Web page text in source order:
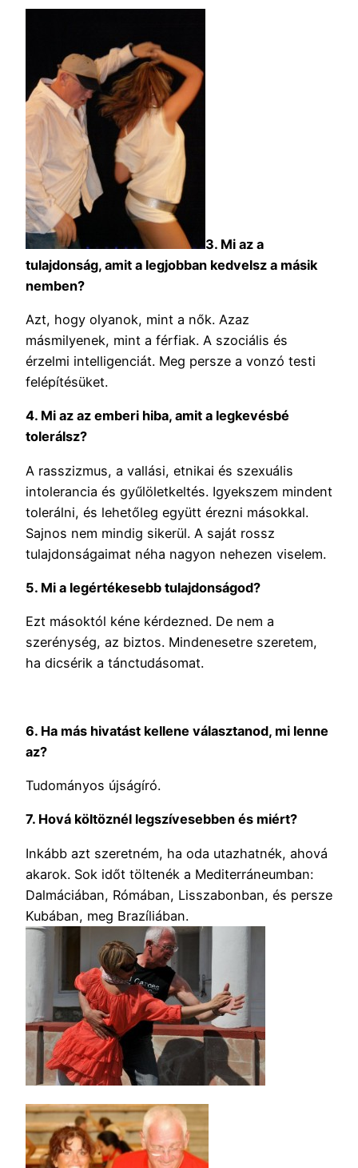
3. Mi az a
tulajdonság, amit a legjobban kedvelsz a másik
nemben?
Azt, hogy olyanok, mint a nők. Azaz
másmilyenek, mint a férfiak. A szociális és
érzelmi intelligenciát. Meg persze a vonzó testi
felépítésüket.
4. Mi az az emberi hiba, amit a legkevésbé
tolerálsz?
A rasszizmus, a vallási, etnikai és szexuális
intolerancia és gyűlöletkeltés. Igyekszem mindent
tolerálni, és lehetőleg együtt érezni másokkal.
Sajnos nem mindig sikerül. A saját rossz
tulajdonságaimat néha nagyon nehezen viselem.
5. Mi a legértékesebb tulajdonságod?
Ezt másoktól kéne kérdezned. De nem a
szerénység, az biztos. Mindenesetre szeretem,
ha dicsérik a tánctudásomat.
6. Ha más hivatást kellene választanod, mi lenne
az?
Tudományos újságíró.
7. Hová költöznél legszívesebben és miért?
Inkább azt szeretném, ha oda utazhatnék, ahová
akarok. Sok időt töltenék a Mediterráneumban:
Dalmáciában, Rómában, Lisszabonban, és persze
Kubában, meg Brazíliában.